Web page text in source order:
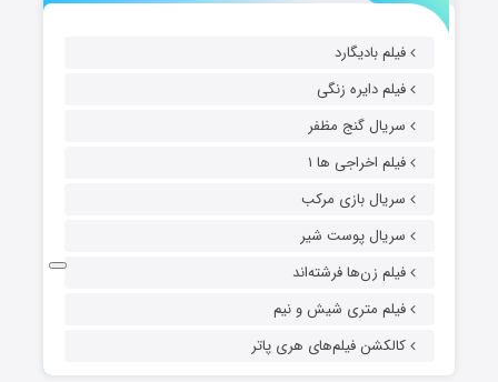
فیلم بادیگارد
فیلم دایره زنگی
سریال گنج مظفر
فیلم اخراجی ها ۱
سریال بازی مرکب
سریال پوست شیر
فیلم زن‌ها فرشته‌اند
فیلم متری شیش و نیم
کالکشن فیلم‌های هری پاتر